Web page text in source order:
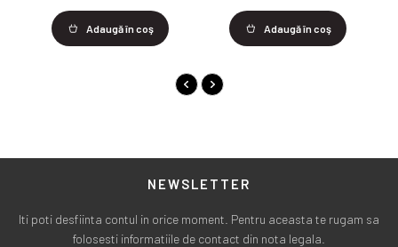
Adaugă în coş Adaugă în coş
NEWSLETTER
Iti poti desfiinta contul in orice moment. Pentru aceasta te rugam sa
folosesti informatiile de contact din nota legala.